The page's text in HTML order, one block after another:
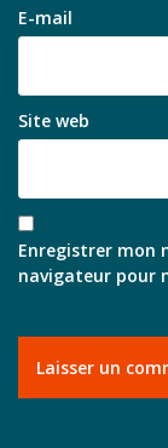
E-mail
Site web
Enregistrer mon
navigateur pour